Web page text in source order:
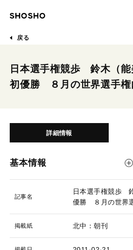
戻る
日本選手権競歩 鈴木（能
初優勝 ８月の世界選手権
詳細情報
基本情報
記事名
日本選手権競歩
優勝 ８月の世界
掲載紙 北中：朝刊